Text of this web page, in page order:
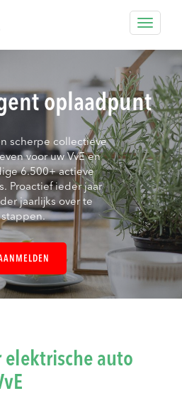
Toggle
oplaadpunt
scherpe collectieve
voor uw VvE en
6.500+ actieve
Proactief ieder jaar
jaarlijks over te
stappen.
elektrische auto